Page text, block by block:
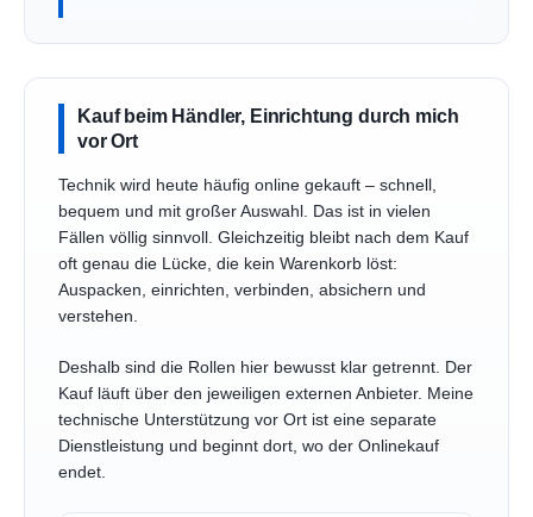
Kauf beim Händler, Einrichtung durch mich
vor Ort
Technik wird heute häufig online gekauft – schnell,
bequem und mit großer Auswahl. Das ist in vielen
Fällen völlig sinnvoll. Gleichzeitig bleibt nach dem Kauf
oft genau die Lücke, die kein Warenkorb löst:
Auspacken, einrichten, verbinden, absichern und
verstehen.
Deshalb sind die Rollen hier bewusst klar getrennt. Der
Kauf läuft über den jeweiligen externen Anbieter. Meine
technische Unterstützung vor Ort ist eine separate
Dienstleistung und beginnt dort, wo der Onlinekauf
endet.